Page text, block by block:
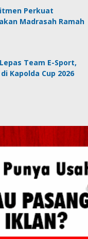
Perkuat
Madrasah Ramah
Team E-Sport,
Kapolda Cup 2026